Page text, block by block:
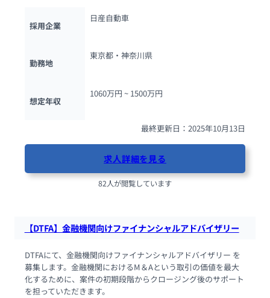
採用企業
日産自動車
勤務地
東京都・神奈川県
想定年収
1060万円 ~ 1500万円
最終更新日：2025年10月13日
求人詳細を見る
82人が閲覧しています
【DTFA】金融機関向けファイナンシャルアドバイザリー
DTFAにて、金融機関向けファイナンシャルアドバイザリー を
募集します。金融機関におけるM＆Aという取引の価値を最大
化するために、案件の初期段階からクロージング後のサポート
を担っていただきます。